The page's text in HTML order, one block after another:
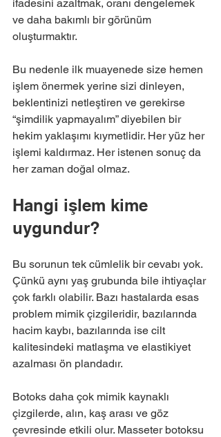
ifadesini azaltmak, oranı dengelemek
ve daha bakımlı bir görünüm
oluşturmaktır.
Bu nedenle ilk muayenede size hemen
işlem önermek yerine sizi dinleyen,
beklentinizi netleştiren ve gerekirse
“şimdilik yapmayalım” diyebilen bir
hekim yaklaşımı kıymetlidir. Her yüz her
işlemi kaldırmaz. Her istenen sonuç da
her zaman doğal olmaz.
Hangi işlem kime
uygundur?
Bu sorunun tek cümlelik bir cevabı yok.
Çünkü aynı yaş grubunda bile ihtiyaçlar
çok farklı olabilir. Bazı hastalarda esas
problem mimik çizgileridir, bazılarında
hacim kaybı, bazılarında ise cilt
kalitesindeki matlaşma ve elastikiyet
azalması ön plandadır.
Botoks daha çok mimik kaynaklı
çizgilerde, alın, kaş arası ve göz
çevresinde etkili olur. Masseter botoksu